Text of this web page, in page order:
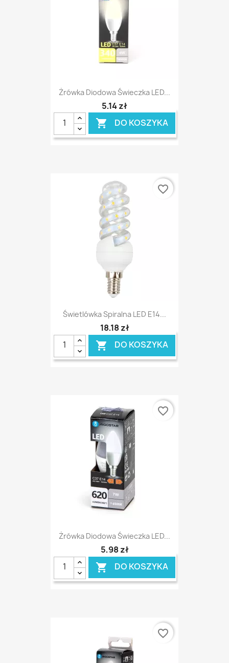
Żrówka Diodowa Świeczka LED...
5,14 zł
 DO KOSZYKA
Świetlówka Spiralna LED E14...
18,18 zł
 DO KOSZYKA
favorite_border
Żrówka Diodowa Świeczka LED...
5,98 zł
 DO KOSZYKA
favorite_border
favorite_border